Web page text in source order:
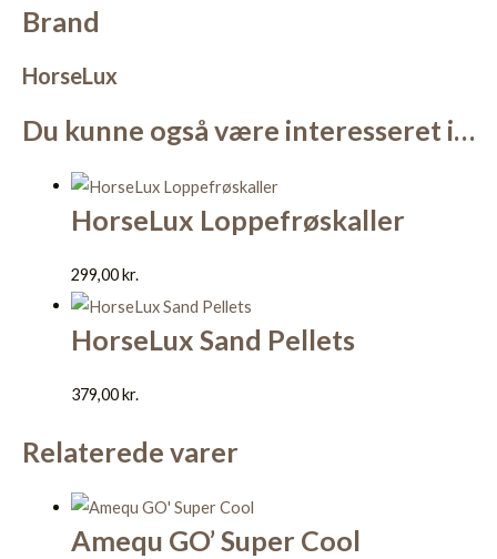
Brand
HorseLux
Du kunne også være interesseret i…
HorseLux Loppefrøskaller
299,00kr.
HorseLux Sand Pellets
379,00kr.
Relaterede varer
Amequ GO’ Super Cool